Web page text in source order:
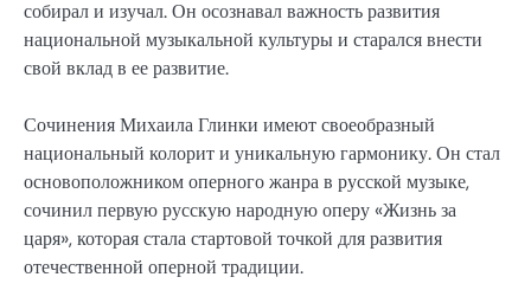
собирал и изучал. Он осознавал важность развития
национальной музыкальной культуры и старался внести
свой вклад в ее развитие.
Сочинения Михаила Глинки имеют своеобразный
национальный колорит и уникальную гармонику. Он стал
основоположником оперного жанра в русской музыке,
сочинил первую русскую народную оперу «Жизнь за
царя», которая стала стартовой точкой для развития
отечественной оперной традиции.